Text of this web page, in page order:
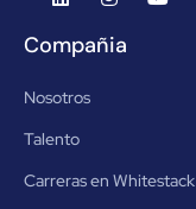
Compañia
Nosotros
Talento
Carreras en Whitestack